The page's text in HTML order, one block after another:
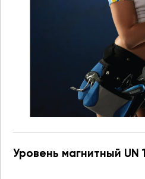
Уровень магнитный UN